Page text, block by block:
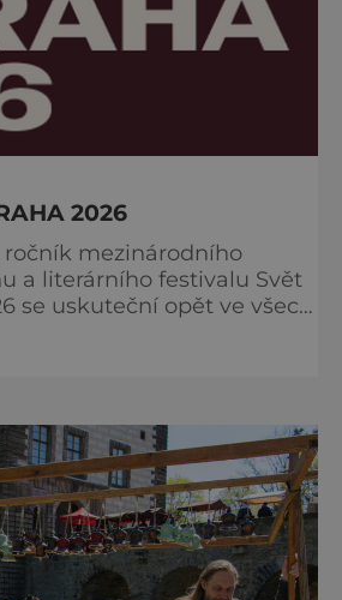
2026
ročník mezinárodního
a literárního festivalu Svět
se uskuteční opět ve všech
na Bruselské cestě.
klasických českých
Dramaturgie festivalu
na dvě hlavní tém